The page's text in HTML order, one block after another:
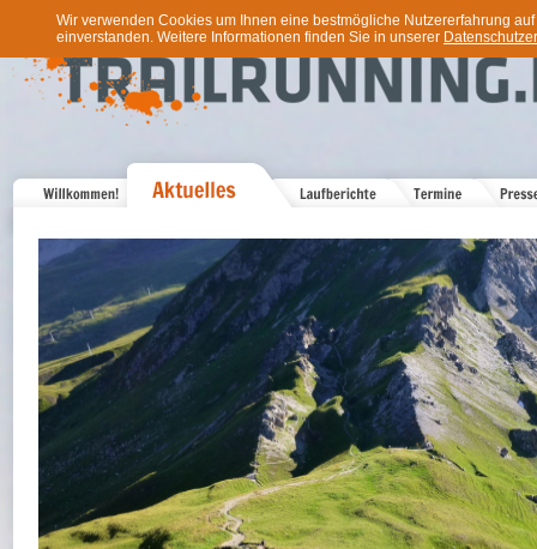
Wir verwenden Cookies um Ihnen eine bestmögliche Nutzererfahrung
einverstanden. Weitere Informationen finden Sie in unserer